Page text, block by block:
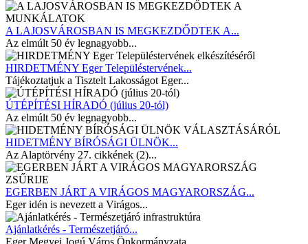
A LAJOSVÁROSBAN IS MEGKEZDŐDTEK A...
Az elmúlt 50 év legnagyobb...
HIRDETMÉNY Eger Településtervének...
Tájékoztatjuk a Tisztelt Lakosságot Eger...
ÚTÉPÍTÉSI HÍRADÓ (július 20-tól)
Az elmúlt 50 év legnagyobb...
HIDETMÉNY BÍRÓSÁGI ÜLNÖK...
Az Alaptörvény 27. cikkének (2)...
EGERBEN JÁRT A VIRÁGOS MAGYARORSZÁG...
Eger idén is nevezett a Virágos...
Ajánlatkérés - Természetjáró...
Eger Megyei Jogú Város Önkormányzata...